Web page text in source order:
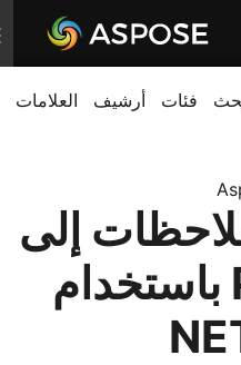
فئات أرشيف العلامات
إلى
PowerPoint باستخدام